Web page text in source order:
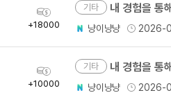
획
득
+18000
기타 내 경험을 통
냥이냥냥 2026-
획
득
+10000
기타 내 경험을 통
냥이냥냥 2026-